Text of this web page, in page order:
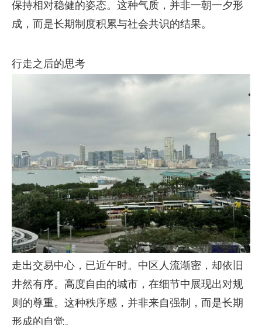
保持相对稳健的姿态。这种气质，并非一朝一夕形
成，而是长期制度积累与社会共识的结果。
行走之后的思考
走出交易中心，已近午时。中区人流渐密，却依旧
井然有序。高度自由的城市，在细节中展现出对规
则的尊重。这种秩序感，并非来自强制，而是长期
形成的自觉。